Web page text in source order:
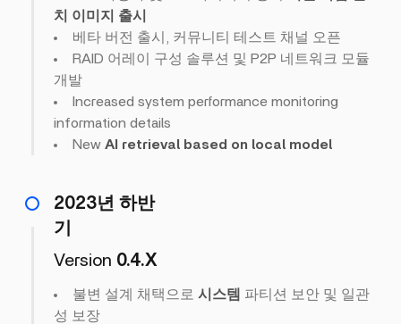
치 이미지 출시
베타 버전 출시, 커뮤니티 테스트 채널 오픈
RAID 어레이 구성 솔루션 및 P2P 네트워크 모듈
개발
Increased system performance monitoring
information details
New AI retrieval based on local model
2023년 하반
기
Version 0.4.X
불변 설계 채택으로 시스템 파티션 보안 및 일관
성 보장